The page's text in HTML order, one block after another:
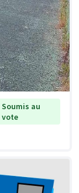
Soumis au
vote